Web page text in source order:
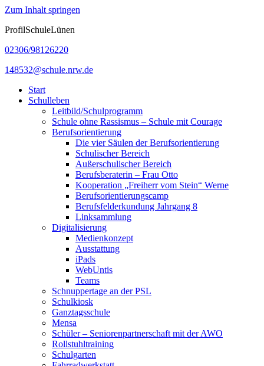
Zum Inhalt springen
ProfilSchuleLünen
02306/98126220
148532@schule.nrw.de
Start
Schulleben
Leitbild/Schulprogramm
Schule ohne Rassismus – Schule mit Courage
Berufsorientierung
Die vier Säulen der Berufsorientierung
Schulischer Bereich
Außerschulischer Bereich
Berufsberaterin – Frau Otto
Kooperation „Freiherr vom Stein“ Werne
Berufsorientierungscamp
Berufsfelderkundung Jahrgang 8
Linksammlung
Digitalisierung
Medienkonzept
Ausstattung
iPads
WebUntis
Teams
Schnuppertage an der PSL
Schulkiosk
Ganztagsschule
Mensa
Schüler – Seniorenpartnerschaft mit der AWO
Rollstuhltraining
Schulgarten